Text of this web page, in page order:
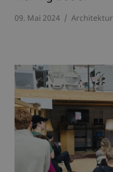
09. Mai 2024 Architektur